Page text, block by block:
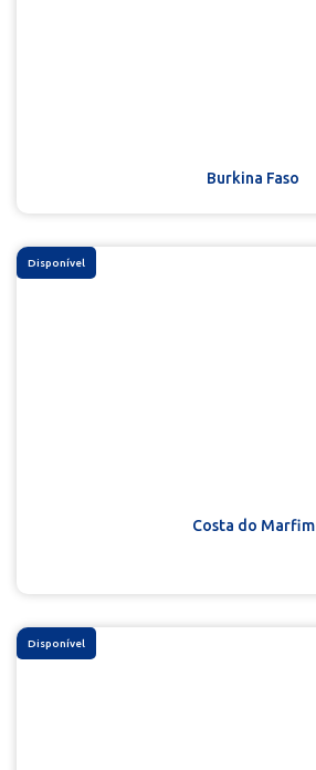
Burkina Faso
Costa do Marfim
Disponível
Disponível